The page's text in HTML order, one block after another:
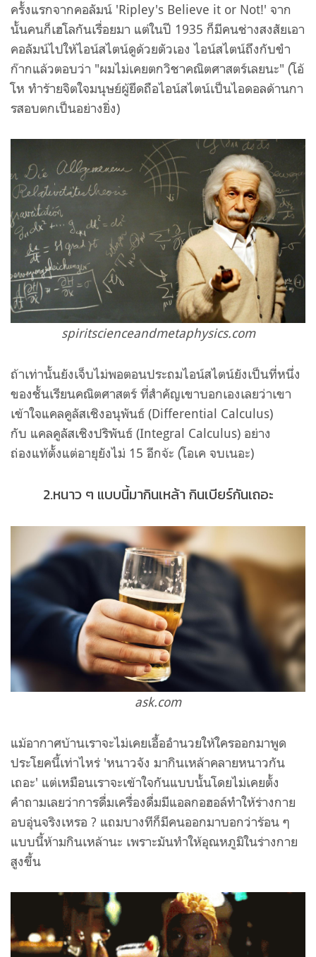
ครั้งแรกจากคอลัมน์ 'Ripley's Believe it or Not!' จาก
นั้นคนก็เฮโลกันเรื่อยมา แต่ในปี 1935 ก็มีคนช่างสงสัยเอา
คอลัมน์ไปให้ไอน์สไตน์ดูด้วยตัวเอง ไอน์สไตน์ถึงกับขำ
ก๊ากแล้วตอบว่า "ผมไม่เคยตกวิชาคณิตศาสตร์เลยนะ" (โอ้
โห ทำร้ายจิตใจมนุษย์ผู้ยึดถือไอน์สไตน์เป็นไอดอลด้านกา
รสอบตกเป็นอย่างยิ่ง)
spiritscienceandmetaphysics.com
ถ้าเท่านั้นยังเจ็บไม่พอตอนประถมไอน์สไตน์ยังเป็นที่หนึ่ง
ของชั้นเรียนคณิตศาสตร์ ที่สำคัญเขาบอกเองเลยว่าเขา
เข้าใจแคลคูลัสเชิงอนุพันธ์ (Differential Calculus)
กับ แคลคูลัสเชิงปริพันธ์ (Integral Calculus) อย่าง
ถ่องแท้ตั้งแต่อายุยังไม่ 15 อีกจ้ะ (โอเค จบเนอะ)
2.หนาว ๆ แบบนี้มากินเหล้า กินเบียร์กันเถอะ
ask.com
แม้อากาศบ้านเราจะไม่เคยเอื้ออำนวยให้ใครออกมาพูด
ประโยคนี้เท่าไหร่ 'หนาวจัง มากินเหล้าคลายหนาวกัน
เถอะ' แต่เหมือนเราจะเข้าใจกันแบบนั้นโดยไม่เคยตั้ง
คำถามเลยว่าการดื่มเครื่องดื่มมีแอลกอฮอล์ทำให้ร่างกาย
อบอุ่นจริงเหรอ ? แถมบางทีก็มีคนออกมาบอกว่าร้อน ๆ
แบบนี้ห้ามกินเหล้านะ เพราะมันทำให้อุณหภูมิในร่างกาย
สูงขึ้น